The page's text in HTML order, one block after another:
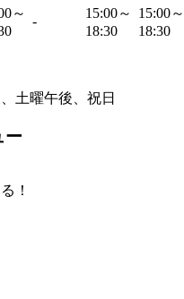
～
-
15:00～
18:30
15:00～
18:30
土曜午後、祝日
ー
！